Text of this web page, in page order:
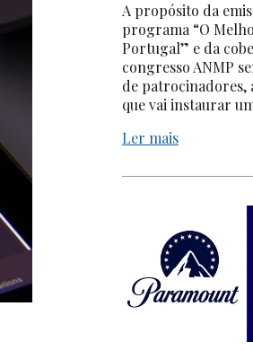
A propósito da
programa “O
Portugal” e da
congresso ANMP
de patrocinadores,
que vai instaurar
Ler mais